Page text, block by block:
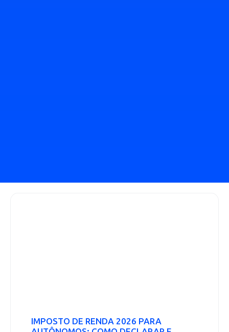
IMPOSTO DE RENDA 2026 PARA